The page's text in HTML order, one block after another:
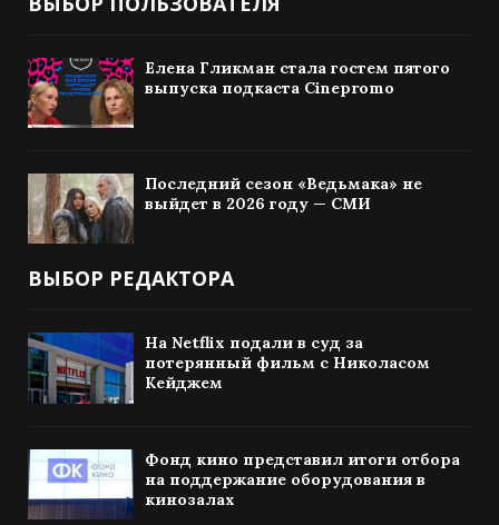
Елена Гликман стала гостем пятого
выпуска подкаста Cinepromo
Последний сезон «Ведьмака» не
выйдет в 2026 году — СМИ
ВЫБОР РЕДАКТОРА
На Netflix подали в суд за
потерянный фильм с Николасом
Кейджем
Фонд кино представил итоги отбора
на поддержание оборудования в
кинозалах